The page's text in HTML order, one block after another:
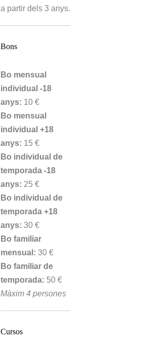
a partir dels 3 anys.
Bons
Bo mensual
individual -18
anys: 10 €
Bo mensual
individual +18
anys: 15 €
Bo individual de
temporada -18
anys: 25 €
Bo individual de
temporada +18
anys: 30 €
Bo familiar
mensual: 30 €
Bo familiar de
temporada: 50 €
Màxim 4 persones
Cursos